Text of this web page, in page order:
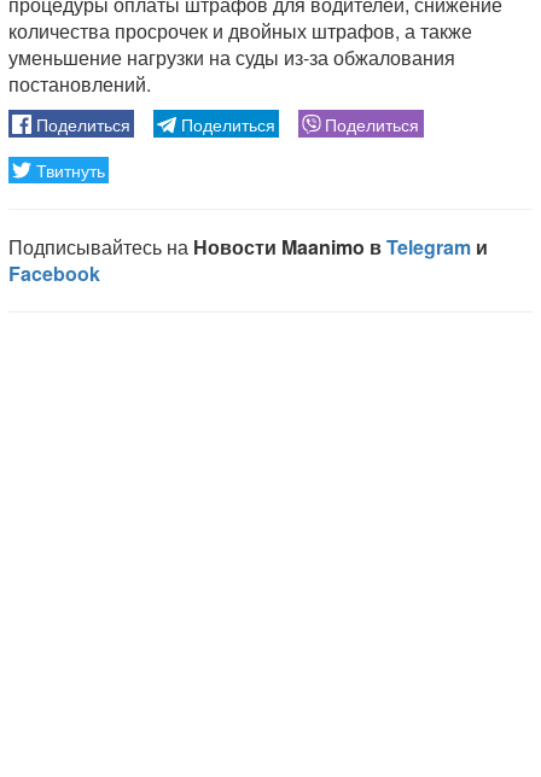
количества просрочек и двойных штрафов, а также
уменьшение нагрузки на суды из-за обжалования
постановлений.